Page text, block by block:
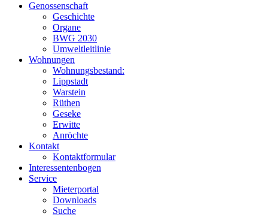
Genossenschaft
Geschichte
Organe
BWG 2030
Umweltleitlinie
Wohnungen
Wohnungsbestand:
Lippstadt
Warstein
Rüthen
Geseke
Erwitte
Anröchte
Kontakt
Kontaktformular
Interessentenbogen
Service
Mieterportal
Downloads
Suche